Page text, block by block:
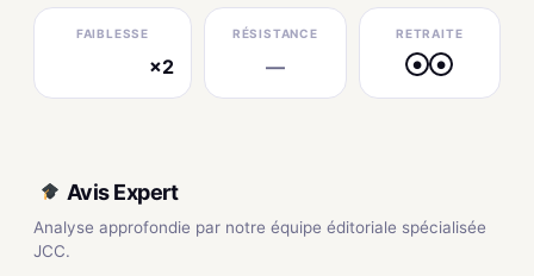
FAIBLESSE
×2
RÉSISTANCE
—
RETRAITE
● ●
Avis Expert
Analyse approfondie par notre équipe éditoriale spécialisée
JCC.